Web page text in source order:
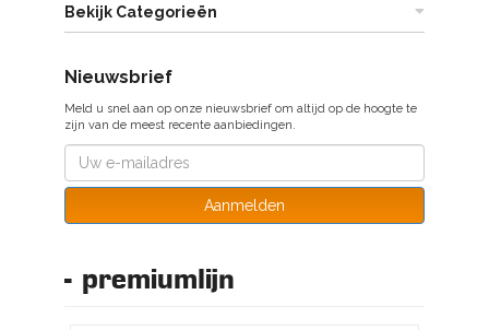
Bekijk Categorieën
Nieuwsbrief
Meld u snel aan op onze nieuwsbrief om altijd op de hoogte te
zijn van de meest recente aanbiedingen.
Aanmelden
- premiumlijn